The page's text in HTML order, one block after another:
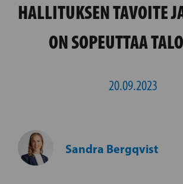
HALLITUKSEN TAVOITE
ON SOPEUTTAA
20.09.2023
Sandra Bergqvist